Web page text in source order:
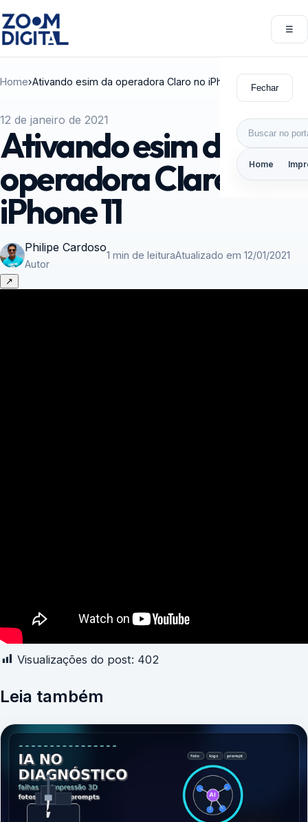
☰
Fechar
Buscar por:
Home
Home›Ativando esim da operadora Claro no iPhone 11
12 de janeiro de 2021
Ativando esim da
operadora Claro no
iPhone 11
Philipe Cardoso
Autor
1 min de leituraAtualizado em 12/01/2021
↗
Visualizações do post: 402
Leia também